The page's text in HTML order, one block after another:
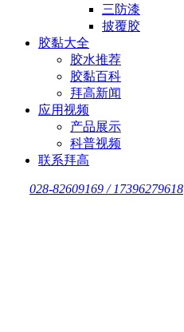
三防漆
披覆胶
胶黏大全
胶水推荐
胶黏百科
拜高新闻
应用视频
产品展示
科普视频
联系拜高
028-82609169 / 17396279618